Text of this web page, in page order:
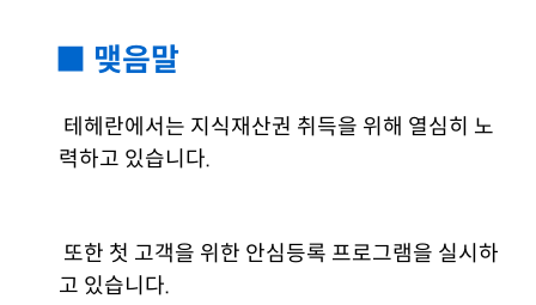
■ 맺음말
테헤란에서는 지식재산권 취득을 위해 열심히 노
력하고 있습니다.
또한 첫 고객을 위한 안심등록 프로그램을 실시하
고 있습니다.